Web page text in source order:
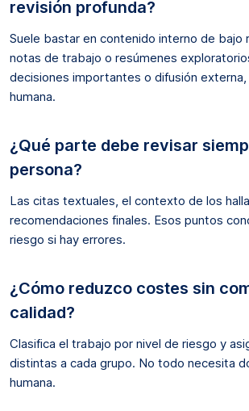
revisión profunda?
Suele bastar en contenido interno de bajo
notas de trabajo o resúmenes
decisiones importantes o difusión
humana.
¿Qué parte debe revisar
persona?
Las citas textuales, el contexto de los
recomendaciones finales. Esos puntos
riesgo si hay errores.
¿Cómo reduzco costes sin
calidad?
Clasifica el trabajo por nivel de riesgo y
distintas a cada grupo. No todo necesita
humana.